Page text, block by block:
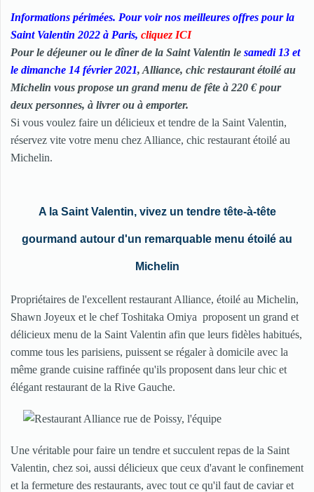
Informations périmées. Pour voir nos meilleures offres pour la
Saint Valentin 2022 à Paris, cliquez ICI
Pour le déjeuner ou le dîner de la Saint Valentin le samedi 13 et
le dimanche 14 février 2021, Alliance, chic restaurant étoilé au
Michelin vous propose un grand menu de fête à 220 € pour
deux personnes, à livrer ou à emporter.
Si vous voulez faire un délicieux et tendre de la Saint Valentin,
réservez vite votre menu chez Alliance, chic restaurant étoilé au
Michelin.
A la Saint Valentin, vivez un tendre tête-à-tête
gourmand autour d'un remarquable menu étoilé au
Michelin
Propriétaires de l'excellent restaurant Alliance, étoilé au Michelin,
Shawn Joyeux et le chef Toshitaka Omiya proposent un grand et
délicieux menu de la Saint Valentin afin que leurs fidèles habitués,
comme tous les parisiens, puissent se régaler à domicile avec la
même grande cuisine raffinée qu'ils proposent dans leur chic et
élégant restaurant de la Rive Gauche.
Une véritable pour faire un tendre et succulent repas de la Saint
Valentin, chez soi, aussi délicieux que ceux d'avant le confinement
et la fermeture des restaurants, avec tout ce qu'il faut de caviar et